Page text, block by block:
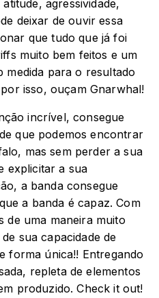
agressividade,
deixar de ouvir essa
que tudo que já foi
muito bem feitos e um
medida para o resultado
isso, ouçam Gnarwhal!
incrível, consegue
que podemos encontrar
mas sem perder a sua
explicitar a sua
a banda consegue
a banda é capaz. Com
de uma maneira muito
sua capacidade de
forma única!! Entregando
repleta de elementos
produzido. Check it out!